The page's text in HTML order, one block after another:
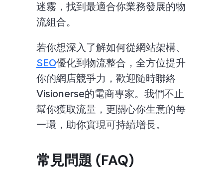
迷霧，找到最適合你業務發展的物
流組合。
若你想深入了解如何從網站架構、
SEO優化到物流整合，全方位提升
你的網店競爭力，歡迎隨時聯絡
Visionerse的電商專家。我們不止
幫你獲取流量，更關心你生意的每
一環，助你實現可持續增長。
常見問題 (FAQ)